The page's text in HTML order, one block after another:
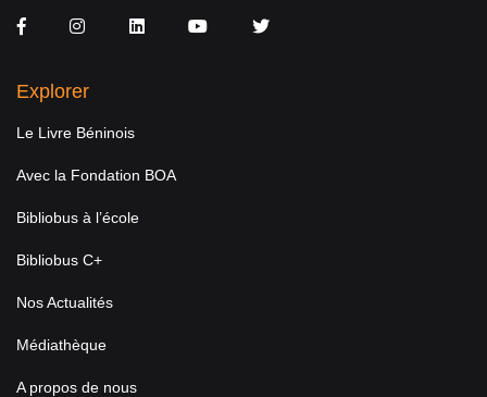
FacebookInstagramLinkedInYou TubeTwitter
Explorer
Le Livre Béninois
Avec la Fondation BOA
Bibliobus à l’école
Bibliobus C+
Nos Actualités
Médiathèque
A propos de nous